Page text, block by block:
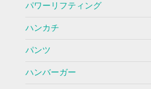
パワーリフティング
ハンカチ
パンツ
ハンバーガー